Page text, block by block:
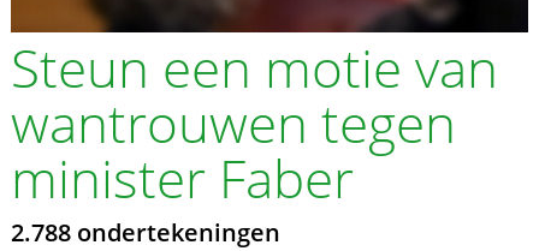
Steun een motie van
wantrouwen tegen
minister Faber
2.788 ondertekeningen